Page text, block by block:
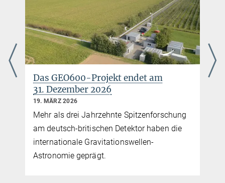
Sie finden dieses Video auf YouTube. Mit Klick auf das Bild
werden Sie dorthin weitergeleitet.
DFG Science TV: Die Wellenjäger
Das GEO600-Projekt endet am
31. Dezember 2026
19. MÄRZ 2026
Mehr als drei Jahrzehnte Spitzenforschung
am deutsch-britischen Detektor haben die
internationale Gravitationswellen-
Astronomie geprägt.